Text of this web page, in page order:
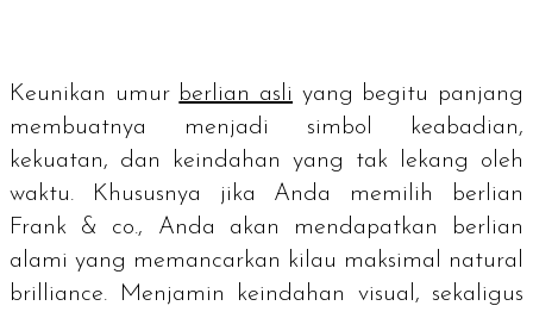
Keunikan umur berlian asli yang begitu panjang
membuatnya menjadi simbol keabadian,
kekuatan, dan keindahan yang tak lekang oleh
waktu. Khususnya jika Anda memilih berlian
Frank & co., Anda akan mendapatkan berlian
alami yang memancarkan kilau maksimal natural
brilliance. Menjamin keindahan visual, sekaligus